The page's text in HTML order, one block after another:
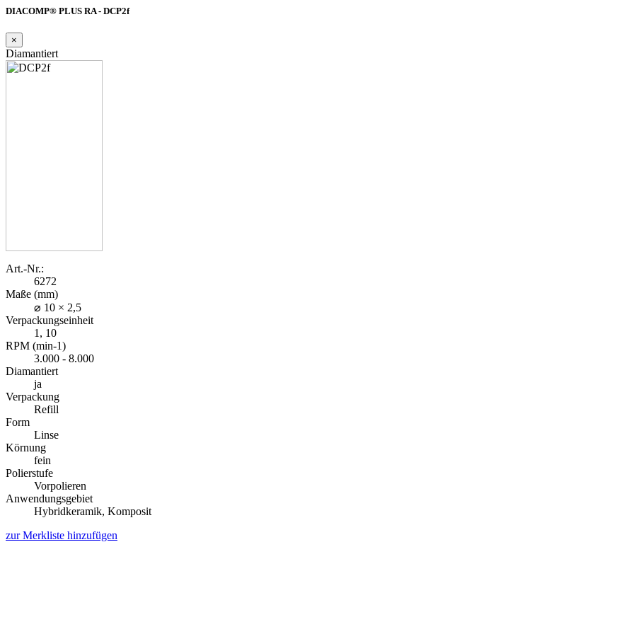
DIACOMP® PLUS RA - DCP2f
×
Diamantiert
Art.-Nr.:
6272
Maße (mm)
⌀ 10 × 2,5
Verpackungseinheit
1, 10
RPM (min-1)
3.000 - 8.000
Diamantiert
ja
Verpackung
Refill
Form
Linse
Körnung
fein
Polierstufe
Vorpolieren
Anwendungsgebiet
Hybridkeramik, Komposit
zur Merkliste hinzufügen